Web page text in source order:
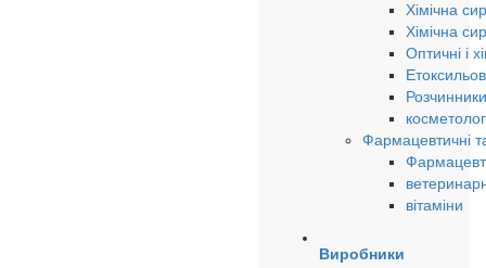
Хімічна
Хімічна
Оптичні і
Фармацевтичні
вітаміни
Виробники